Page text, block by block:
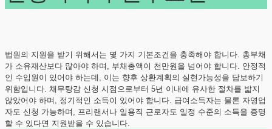
법원의 지원을 받기 위해서는 몇 가지 기본조건을 충족해야 합니다. 총부채
가 소유재산보다 많아야 하며, 부채총액이 천만원을 넘어야 합니다. 안정적
인 수입원이 있어야 하는데, 이는 향후 상환계획의 실현가능성을 담보하기
위함입니다. 채무탕감 신청 시점으로부터 5년 이내에 유사한 절차를 밟지
않았어야 하며, 정기적인 소득이 있어야 합니다. 급여소득자는 물론 자영업
자도 신청 가능하며, 프리랜서나 일용직 근로자도 일정 수준의 소득을 증명
할 수 있다면 지원받을 수 있습니다.